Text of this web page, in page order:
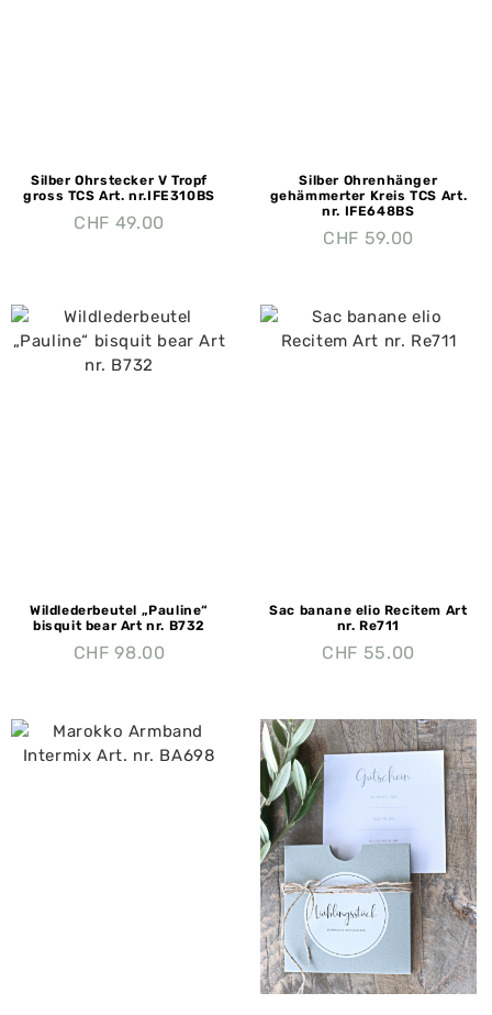
Silber Ohrstecker V Tropf
gross TCS Art. nr.IFE310BS
CHF 49.00
Silber Ohrenhänger
gehämmerter Kreis TCS Art.
nr. IFE648BS
CHF 59.00
Wildlederbeutel „Pauline“
bisquit bear Art nr. B732
CHF 98.00
Sac banane elio Recitem Art
nr. Re711
CHF 55.00